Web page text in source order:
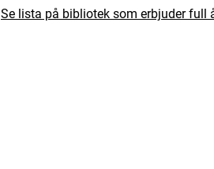
Se lista på bibliotek som erbjuder full